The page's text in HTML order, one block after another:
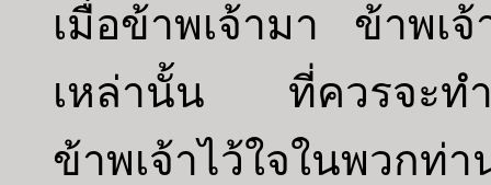
เมื่อข้าพเจ้ามา ข้าพเ
เหล่านั้น ที่ควรจะทำ
ข้าพเจ้าไว้ใจในพวกท่